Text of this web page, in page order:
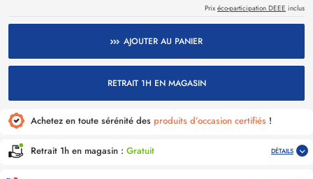
Prix éco-participation DEEE inclus
AJOUTER AU PANIER
RETRAIT 1H EN MAGASIN
Achetez en toute sérénité des produits d’occasion certifiés !
Retrait 1h en magasin : Gratuit DÉTAILS